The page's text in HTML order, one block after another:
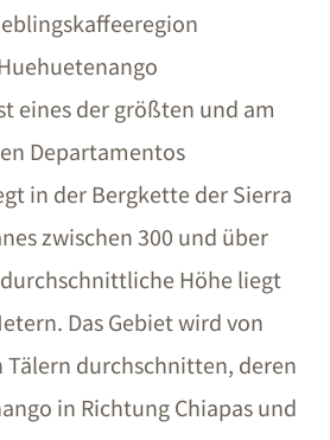
eines der größten und am
Departamentos
in der Bergkette der Sierra
zwischen 300 und über
Höhe liegt
Das Gebiet wird von
durchschnitten, deren
in Richtung Chiapas und